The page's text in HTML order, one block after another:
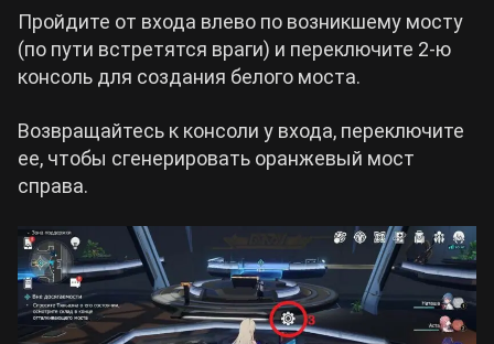
Пройдите от входа влево по возникшему мосту
(по пути встретятся враги) и переключите 2-ю
консоль для создания белого моста.
Возвращайтесь к консоли у входа, переключите
ее, чтобы сгенерировать оранжевый мост
справа.